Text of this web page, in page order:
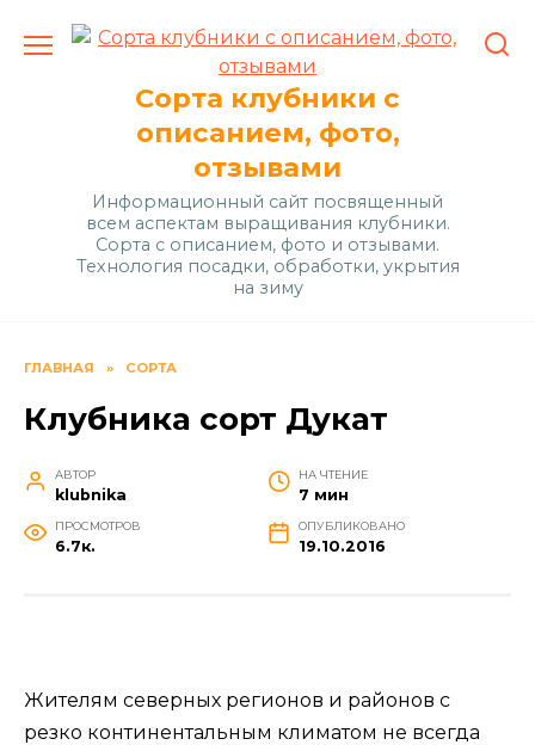
Сорта клубники с
описанием, фото,
отзывами
Информационный сайт посвященный
всем аспектам выращивания клубники.
Сорта с описанием, фото и отзывами.
Технология посадки, обработки, укрытия
на зиму
ГЛАВНАЯ » СОРТА
Клубника сорт Дукат
АВТОР
klubnika
НА ЧТЕНИЕ
7 мин
ПРОСМОТРОВ
6.7к.
ОПУБЛИКОВАНО
19.10.2016
Жителям северных регионов и районов с
резко континентальным климатом не всегда